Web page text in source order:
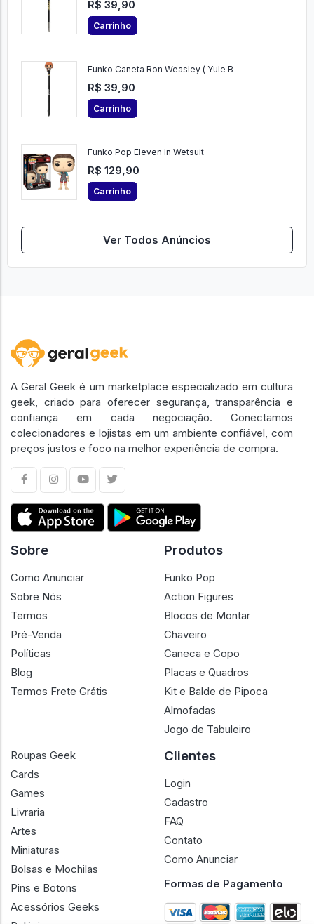
R$ 39,90
Carrinho
Funko Caneta Ron Weasley ( Yule B
R$ 39,90
Carrinho
Funko Pop Eleven In Wetsuit
R$ 129,90
Carrinho
Ver Todos Anúncios
A Geral Geek é um marketplace especializado em cultura
geek, criado para oferecer segurança, transparência e
confiança em cada negociação. Conectamos
colecionadores e lojistas em um ambiente confiável, com
preços justos e foco na melhor experiência de compra.
Sobre
Como Anunciar
Sobre Nós
Termos
Pré-Venda
Políticas
Blog
Termos Frete Grátis
Produtos
Funko Pop
Action Figures
Blocos de Montar
Chaveiro
Caneca e Copo
Placas e Quadros
Kit e Balde de Pipoca
Almofadas
Jogo de Tabuleiro
Roupas Geek
Cards
Games
Livraria
Artes
Miniaturas
Bolsas e Mochilas
Pins e Botons
Acessórios Geeks
Clientes
Login
Cadastro
FAQ
Contato
Como Anunciar
Formas de Pagamento